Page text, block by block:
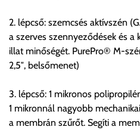
A fuvardíj 100.000Ft-ig
megkezdett 10.000Ft után
Egyéb információk:
annak rakodás ideig való
feltételét a vásárlónak
2. lépcső: szemcsés aktívszén
a szerves szennyeződések és a
illat minőségét. PurePro® M-
2,5″, belsőmenet)
3. lépcső: 1 mikronos
1 mikronnál nagyobb
a membrán szűrőt. Segíti a